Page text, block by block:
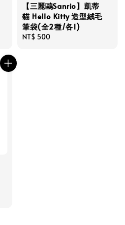
【三麗鷗Sanrio】凱蒂
貓 Hello Kitty 造型絨毛
筆袋(全2種/各1)
Regular
NT$ 500